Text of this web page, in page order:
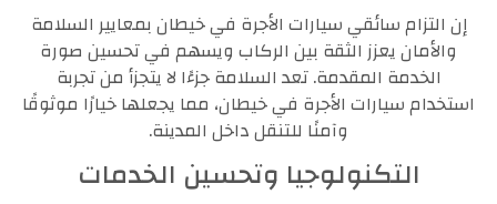
إن التزام سائقي سيارات الأجرة في خيطان بمعايير السلامة
والأمان يعزز الثقة بين الركاب ويسهم في تحسين صورة
الخدمة المقدمة. تعد السلامة جزءًا لا يتجزأ من تجربة
استخدام سيارات الأجرة في خيطان، مما يجعلها خيارًا موثوقًا
وآمنًا للتنقل داخل المدينة.
التكنولوجيا وتحسين الخدمات